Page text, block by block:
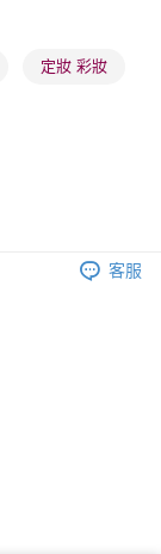
順豐速運或京東
天到店，3天內
定妝 彩妝
客服